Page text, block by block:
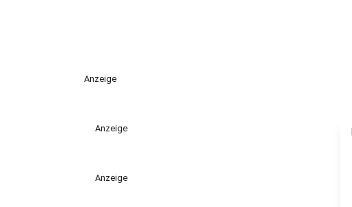
Anzeige
Anzeige
Anzeige